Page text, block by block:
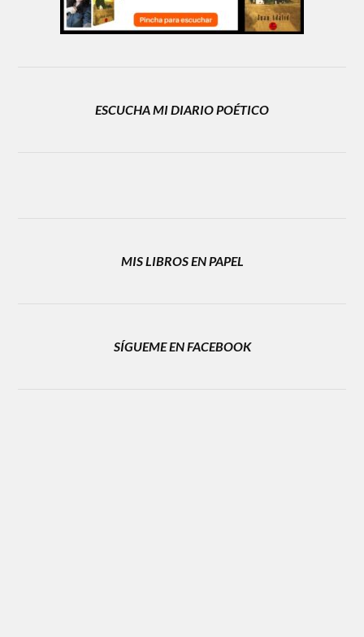
ESCUCHA MI DIARIO POÉTICO
MIS LIBROS EN PAPEL
SÍGUEME EN FACEBOOK